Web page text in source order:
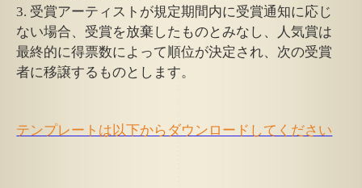
3. 受賞アーティストが規定期間内に受賞通知に応じ
ない場合、受賞を放棄したものとみなし、人気賞は
最終的に得票数によって順位が決定され、次の受賞
者に移譲するものとします。
テンプレートは以下からダウンロードしてください